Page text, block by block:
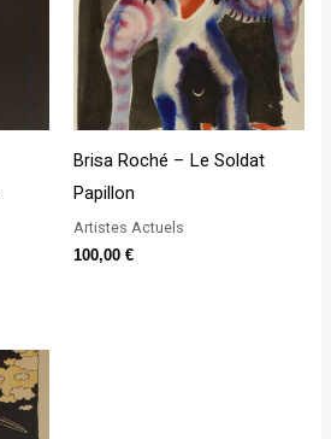
Brisa Roché – Le Soldat
Papillon
Artistes Actuels
100,00 €